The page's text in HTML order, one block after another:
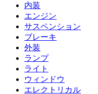
内装
エンジン
サスペンション
ブレーキ
外装
ランプ
ライト
ウィンドウ
エレクトリカル